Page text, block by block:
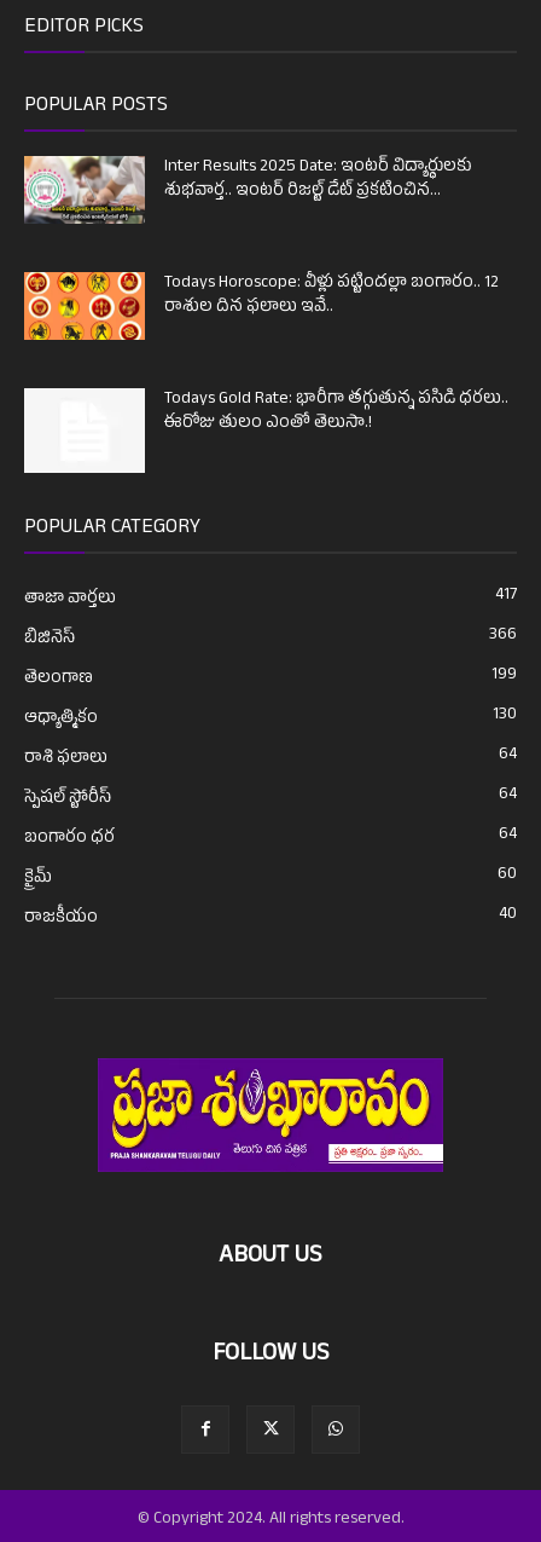
EDITOR PICKS
POPULAR POSTS
Inter Results 2025 Date: ఇంటర్ విద్యార్థులకు
శుభవార్త.. ఇంటర్ రిజల్ట్ డేట్ ప్రకటించిన...
Todays Horoscope: వీళ్లు పట్టిందల్లా బంగారం.. 12
రాశుల దిన ఫలాలు ఇవే..
Todays Gold Rate: భారీగా తగ్గుతున్న పసిడి ధరలు..
ఈరోజు తులం ఎంతో తెలుసా.!
POPULAR CATEGORY
తాజా వార్తలు
417
బిజినెస్
366
తెలంగాణ
199
ఆధ్యాత్మికం
130
రాశి ఫలాలు
64
స్పెషల్ స్టోరీస్
64
బంగారం ధర
64
క్రైమ్
60
రాజకీయం
40
ABOUT US
FOLLOW US
© Copyright 2024. All rights reserved.